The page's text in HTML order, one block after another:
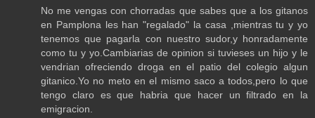
No me vengas con chorradas que sabes que a los gitanos
en Pamplona les han "regalado" la casa ,mientras tu y yo
tenemos que pagarla con nuestro sudor,y honradamente
como tu y yo.Cambiarias de opinion si tuvieses un hijo y le
vendrian ofreciendo droga en el patio del colegio algun
gitanico.Yo no meto en el mismo saco a todos,pero lo que
tengo claro es que habria que hacer un filtrado en la
emigracion.